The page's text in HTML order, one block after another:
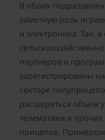
В обоих
заметную роль
и электроника. Так, в
партнеров и
зарегистрированы
секторе
расширяться объем
телематики и
прицепов.